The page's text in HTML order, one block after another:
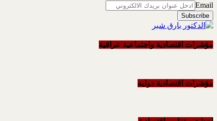
Email
مؤشرات اقتصادية واجتماعية عراقية
مؤشرات اقتصادية دولية